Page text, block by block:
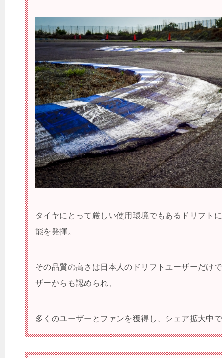
タイヤにとって厳しい使用環境でもあるドリフト
能を発揮。
その品質の高さは日本人のドリフトユーザーだけ
ザーからも認められ、
多くのユーザーとファンを獲得し、シェア拡大中